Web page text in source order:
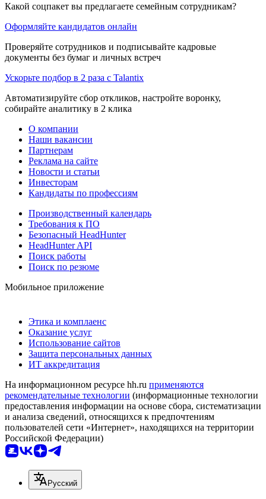
Какой соцпакет вы предлагаете семейным сотрудникам?
Оформляйте кандидатов онлайн
Проверяйте сотрудников и подписывайте кадровые
документы без бумаг и личных встреч
Ускорьте подбор в 2 раза с Talantix
Автоматизируйте сбор откликов, настройте воронку,
собирайте аналитику в 2 клика
О компании
Наши вакансии
Партнерам
Реклама на сайте
Новости и статьи
Инвесторам
Кандидаты по профессиям
Производственный календарь
Требования к ПО
Безопасный HeadHunter
HeadHunter API
Поиск работы
Поиск по резюме
Мобильное приложение
Этика и комплаенс
Оказание услуг
Использование сайтов
Защита персональных данных
ИТ аккредитация
На информационном ресурсе hh.ru применяются
рекомендательные технологии (информационные технологии
предоставления информации на основе сбора, систематизации
и анализа сведений, относящихся к предпочтениям
пользователей сети «Интернет», находящихся на территории
Российской Федерации)
Русский